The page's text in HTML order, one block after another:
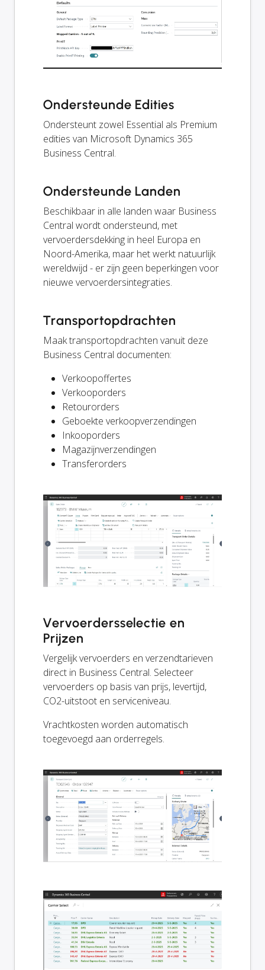
Ondersteunde Edities
Ondersteunt zowel Essential als Premium
edities van Microsoft Dynamics 365
Business Central.
Ondersteunde Landen
Beschikbaar in alle landen waar Business
Central wordt ondersteund, met
vervoerdersdekking in heel Europa en
Noord-Amerika, maar het werkt natuurlijk
wereldwijd - er zijn geen beperkingen voor
nieuwe vervoerdersintegraties.
Transportopdrachten
Maak transportopdrachten vanuit deze
Business Central documenten:
Verkoopoffertes
Verkooporders
Retourorders
Geboekte verkoopverzendingen
Inkooporders
Magazijnverzendingen
Transferorders
Vervoerdersselectie en
Prijzen
Vergelijk vervoerders en verzendtarieven
direct in Business Central. Selecteer
vervoerders op basis van prijs, levertijd,
CO2-uitstoot en serviceniveau.
Vrachtkosten worden automatisch
toegevoegd aan orderregels.